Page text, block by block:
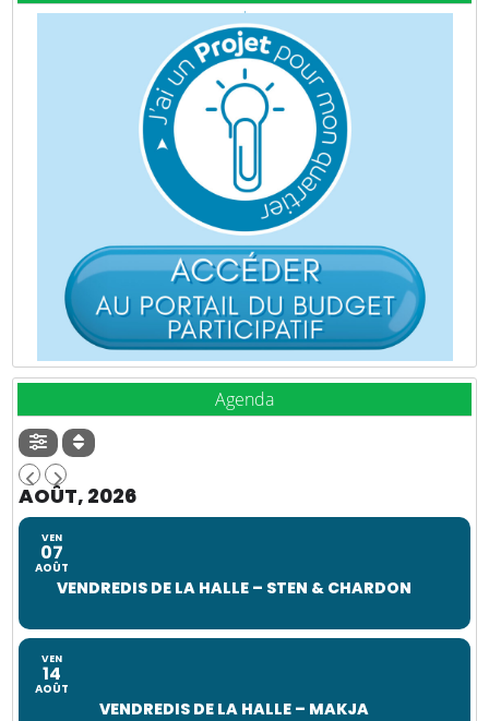
Agenda
AOÛT, 2026
VEN
07
AOÛT
VENDREDIS DE LA HALLE – STEN & CHARDON
VEN
14
AOÛT
VENDREDIS DE LA HALLE – MAKJA